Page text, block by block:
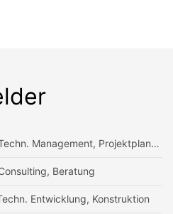
Management, Projektplanung
Beratung
Entwicklung, Konstruktion